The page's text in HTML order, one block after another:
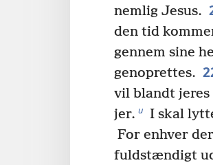
nemlig Jesus.
den tid
gennem sine
genoprettes.
vil blandt
jer. u I skal
For enhver
fuldstændigt